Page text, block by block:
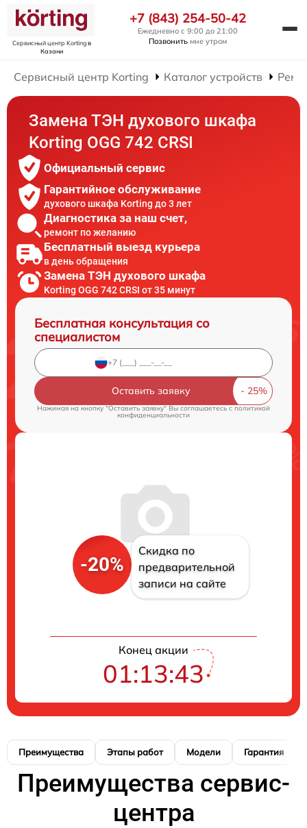
Сервисный центр Kortingв
Казани
+7 (843) 254-50-42
Ежедневно с 9:00 до 21:00
Позвонить мне утром
Сервисный центр Korting Каталог устройств
Замена ТЭН духового шкафа
Korting OGG 742 CRSI
Официальный сервис
Гарантийное обслуживание
духового шкафа Korting до 3 лет
Диагностика за наш счет,
ремонт по желанию
Бесплатный выезд курьера
в день обращения
Замена ТЭН духового шкафа
Korting OGG 742 CRSI от 35 минут
Бесплатная консультация со
специалистом
Оставить заявку
Нажимая на кнопку "Оставить заявку" Вы соглашаетесь cполитикой
конфиденциальности
-20%
Скидка по
предварительной
записи на сайте
Конец акции
01:13:42
Преимущества Этапы работ Модели Гарантия
Преимущества сервис-
центра